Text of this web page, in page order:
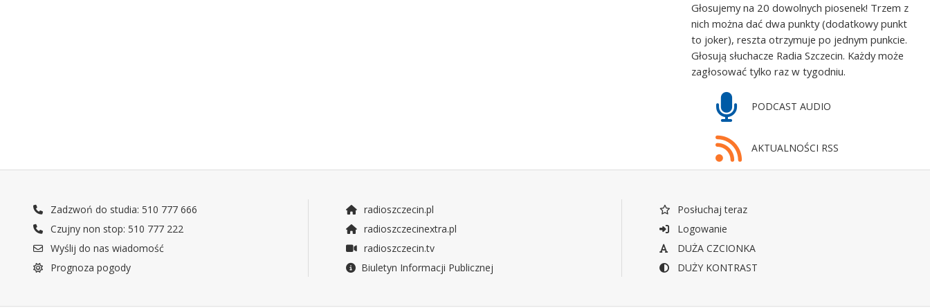
Głosujemy na 20 dowolnych piosenek! Trzem z
nich można dać dwa punkty (dodatkowy punkt
to joker), reszta otrzymuje po jednym punkcie.
Głosują słuchacze Radia Szczecin. Każdy może
zagłosować tylko raz w tygodniu.
PODCAST AUDIO
AKTUALNOŚCI RSS
Zadzwoń do studia: 510 777 666
Czujny non stop: 510 777 222
Wyślij do nas wiadomość
Prognoza pogody
radioszczecin.pl
radioszczecinextra.pl
radioszczecin.tv
Biuletyn Informacji Publicznej
Posłuchaj teraz
Logowanie
DUŻA CZCIONKA
DUŻY KONTRAST